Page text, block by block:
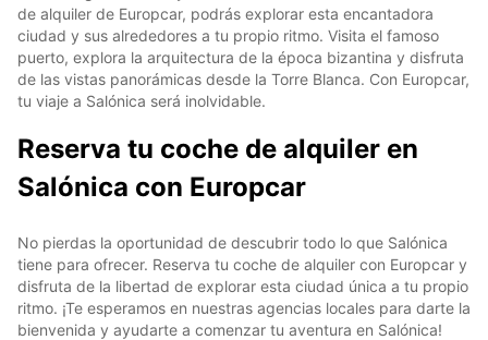
de alquiler de Europcar, podrás explorar esta encantadora
ciudad y sus alrededores a tu propio ritmo. Visita el famoso
puerto, explora la arquitectura de la época bizantina y disfruta
de las vistas panorámicas desde la Torre Blanca. Con Europcar,
tu viaje a Salónica será inolvidable.
Reserva tu coche de alquiler en
Salónica con Europcar
No pierdas la oportunidad de descubrir todo lo que Salónica
tiene para ofrecer. Reserva tu coche de alquiler con Europcar y
disfruta de la libertad de explorar esta ciudad única a tu propio
ritmo. ¡Te esperamos en nuestras agencias locales para darte la
bienvenida y ayudarte a comenzar tu aventura en Salónica!